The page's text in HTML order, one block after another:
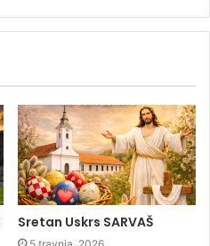
Sretan Uskrs SARVAŠ